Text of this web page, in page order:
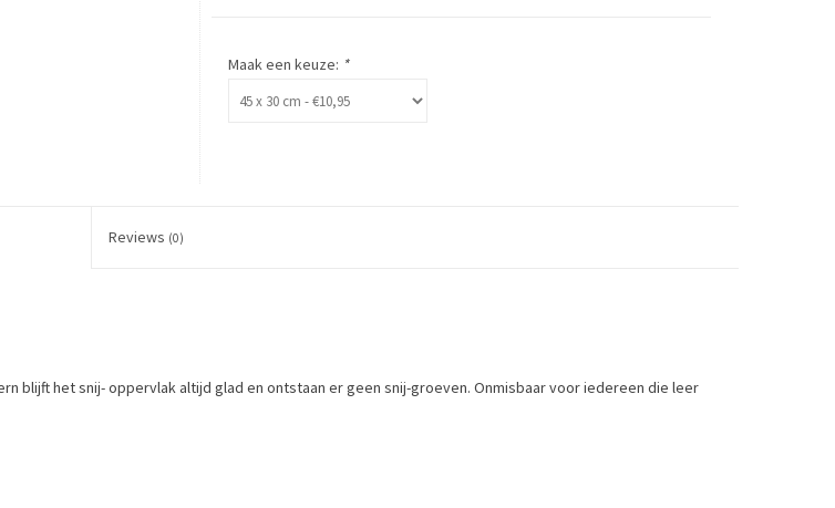
Maak een keuze: *
Reviews (0)
blijft het snij- oppervlak altijd glad en ontstaan er geen snij-groeven. Onmisbaar voor iedereen die leer